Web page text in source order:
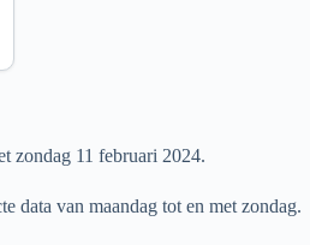
zondag 11 februari 2024.
data van maandag tot en met zondag.